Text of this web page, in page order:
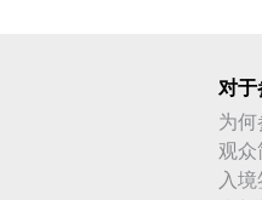
对
为何
观众
入